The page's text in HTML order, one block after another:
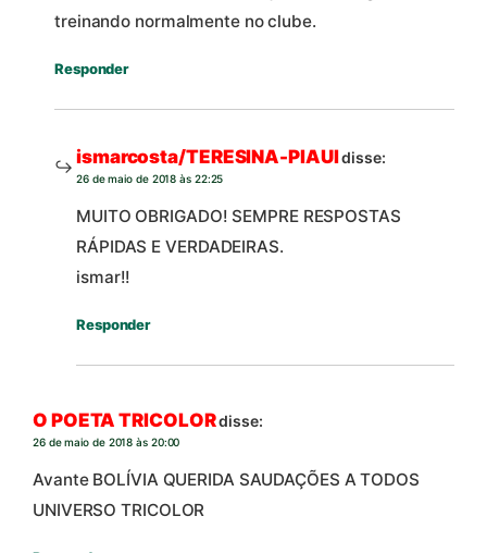
treinando normalmente no clube.
Responder
ismarcosta/TERESINA-PIAUIdisse:
26 de maio de 2018 às 22:25
MUITO OBRIGADO! SEMPRE RESPOSTAS
RÁPIDAS E VERDADEIRAS.
ismar!!
Responder
O POETA TRICOLORdisse:
26 de maio de 2018 às 20:00
Avante BOLÍVIA QUERIDA SAUDAÇÕES A TODOS
UNIVERSO TRICOLOR